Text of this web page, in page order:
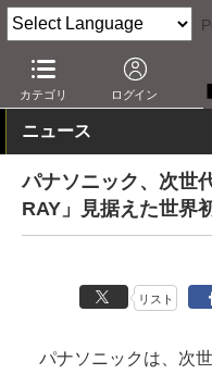
カテゴリ ログイン
AV Watch 製品 BD/DVD
ニュース
パナソニック、次世
RAY」見据えた世界
リスト
パナソニックは、次